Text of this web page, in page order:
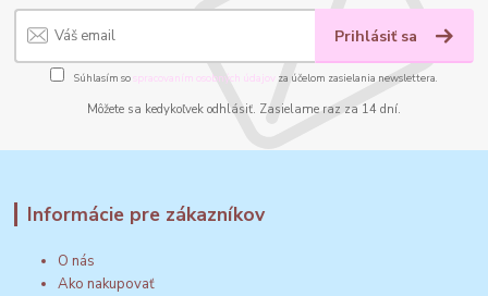
Prihlásiť sa
Súhlasím sospracovaním osobných údajov za účelom zasielania newslettera.
Môžete sa kedykoľvek odhlásiť. Zasielame raz za 14 dní.
Informácie pre zákazníkov
O nás
Ako nakupovať